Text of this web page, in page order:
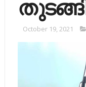
October 19, 2021